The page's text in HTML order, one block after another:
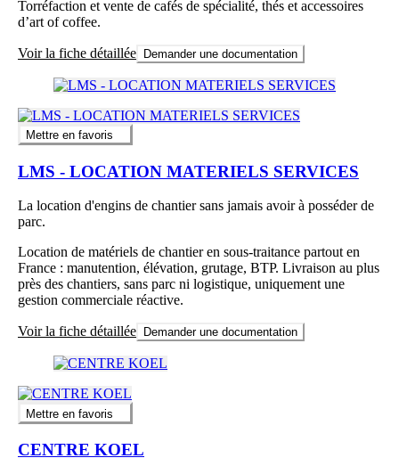
Torréfaction et vente de cafés de spécialité, thés et accessoires
d’art of coffee.
Voir la fiche détaillée Demander une documentation
Mettre en favoris
LMS - LOCATION MATERIELS SERVICES
La location d'engins de chantier sans jamais avoir à posséder de
parc.
Location de matériels de chantier en sous-traitance partout en
France : manutention, élévation, grutage, BTP. Livraison au plus
près des chantiers, sans parc ni logistique, uniquement une
gestion commerciale réactive.
Voir la fiche détaillée Demander une documentation
Mettre en favoris
CENTRE KOEL